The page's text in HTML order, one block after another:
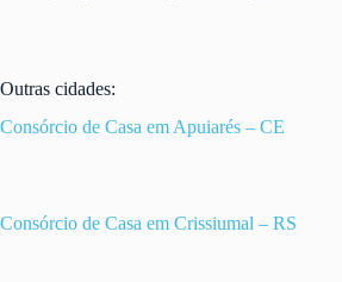
Outras cidades:
Consórcio de Casa em Apuiarés – CE
Consórcio de Casa em Crissiumal – RS